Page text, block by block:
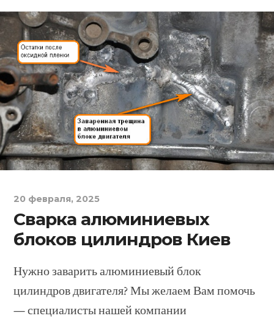
20 февраля, 2025
Сварка алюминиевых
блоков цилиндров Киев
Нужно заварить алюминиевый блок
цилиндров двигателя? Мы желаем Вам помочь
— специалисты нашей компании